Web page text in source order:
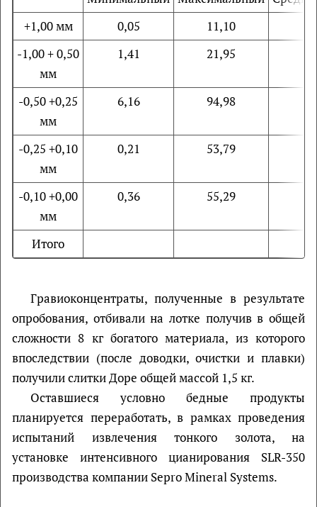
+1,00 мм
0,05
11,10
-1,00 + 0,50
мм
1,41 21,95
-0,50 +0,25
мм
6,16 94,98
-0,25 +0,10
мм
0,21 53,79
-0,10 +0,00
мм
0,36 55,29
Итого
Гравиоконцентраты, полученные в результате
опробования, отбивали на лотке получив в общей
сложности 8 кг богатого материала, из которого
впоследствии (после доводки, очистки и плавки)
получили слитки Доре общей массой 1,5 кг.
Оставшиеся условно бедные продукты
планируется переработать, в рамках проведения
испытаний извлечения тонкого золота, на
установке интенсивного цианирования SLR-350
производства компании Sepro Mineral Systems.